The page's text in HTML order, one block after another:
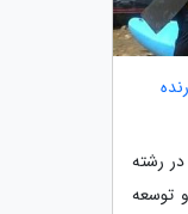
رشته
توسعه